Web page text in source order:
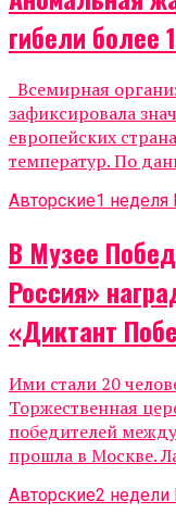
гибели более
Всемирная
зафиксировала
европейских
температур. По
Авторские1 неделя
В Музее
Россия»
«Диктант
Ими стали 20
Торжественная
победителей
прошла в Москве.
Авторские2 недели